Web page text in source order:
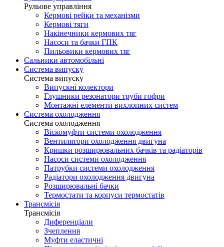
Рульове управління
Кермові рейки та механізми
Кермові тяги
Накінечники кермових тяг
Насоси та бачки ГПК
Пильовики кермових тяг
Сальники автомобільні
Система випуску
Система випуску
Випускні колектори
Глушники резонатори труби гофри
Монтажні елементи вихлопних систем
Система охолодження
Система охолодження
Віскомуфти системи охолодження
Вентилятори охолодження двигуна
Кришки розширювальних бачків та радіаторів
Насоси системи охолодження
Патрубки системи охолодження
Радіатори охолодження двигуна
Розширювальні бачки
Термостати та корпуси термостатів
Трансмісія
Трансмісія
Диференціали
Зчеплення
Муфти еластичні